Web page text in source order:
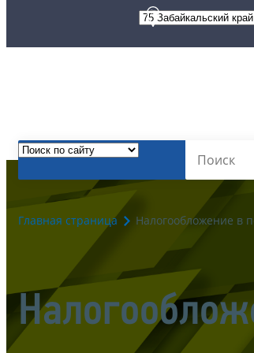
Главная страница Налогообложение в